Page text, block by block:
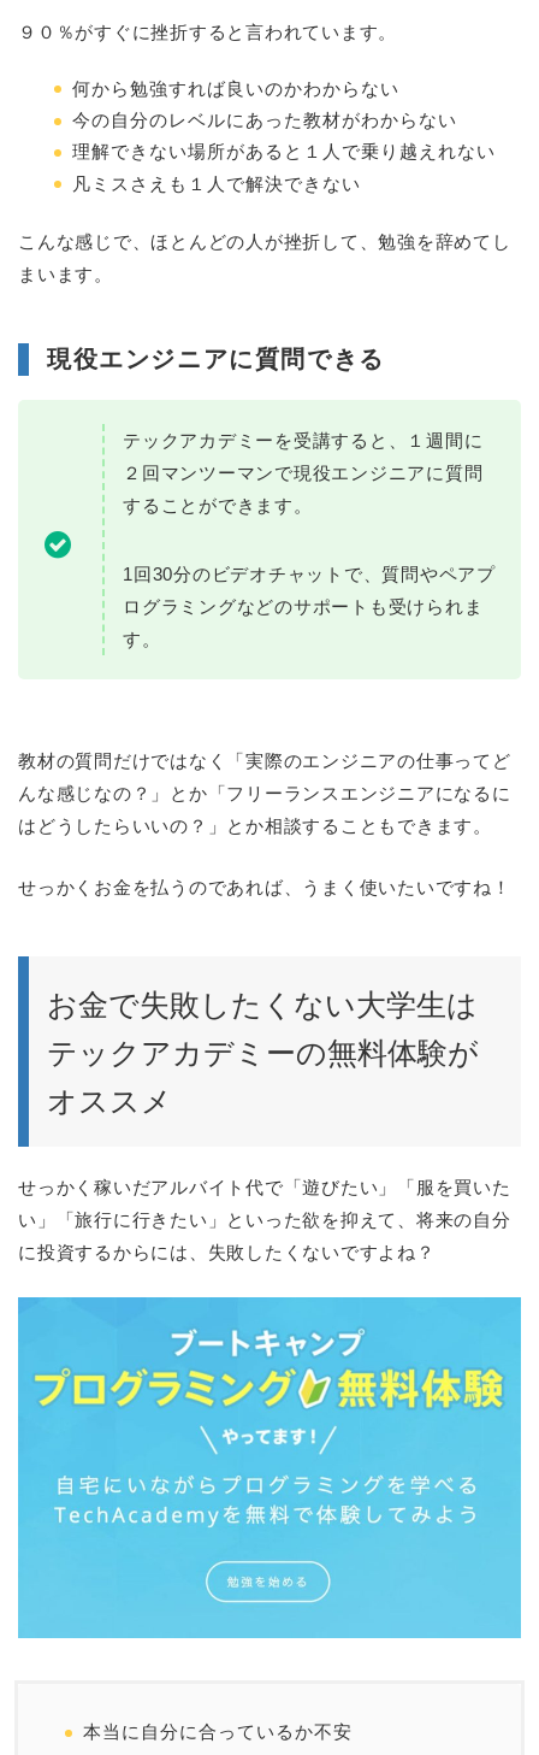
９０％がすぐに挫折すると言われています。
何から勉強すれば良いのかわからない
今の自分のレベルにあった教材がわからない
理解できない場所があると１人で乗り越えれない
凡ミスさえも１人で解決できない
こんな感じで、ほとんどの人が挫折して、勉強を辞めてし
まいます。
現役エンジニアに質問できる
テックアカデミーを受講すると、１週間に
２回マンツーマンで現役エンジニアに質問
することができます。
1回30分のビデオチャットで、質問やペアプ
ログラミングなどのサポートも受けられま
す。
教材の質問だけではなく「実際のエンジニアの仕事ってど
んな感じなの？」とか「フリーランスエンジニアになるに
はどうしたらいいの？」とか相談することもできます。
せっかくお金を払うのであれば、うまく使いたいですね！
お金で失敗したくない大学生は
テックアカデミーの無料体験が
オススメ
せっかく稼いだアルバイト代で「遊びたい」「服を買いた
い」「旅行に行きたい」といった欲を抑えて、将来の自分
に投資するからには、失敗したくないですよね？
本当に自分に合っているか不安